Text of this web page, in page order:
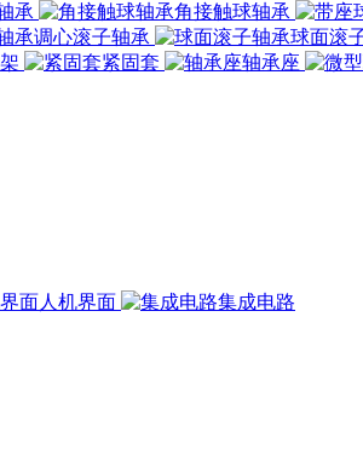
承 角接触球轴承
调心滚子轴承 球面滚
紧固套 轴承座
人机界面 集成电路